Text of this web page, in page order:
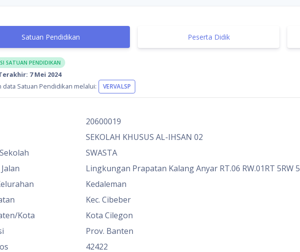
Satuan Pendidikan Peserta Didik
SATUAN PENDIDIKAN
7 Mei 2024
data Satuan Pendidikan melalui:
VERVALSP
20600019
SEKOLAH KHUSUS AL-IHSAN 02
SWASTA
Lingkungan Prapatan Kalang Anyar RT.06 RW.01RT 5RW 5
Kedaleman
Kec. Cibeber
Kota
Kota Cilegon
Prov. Banten
42422